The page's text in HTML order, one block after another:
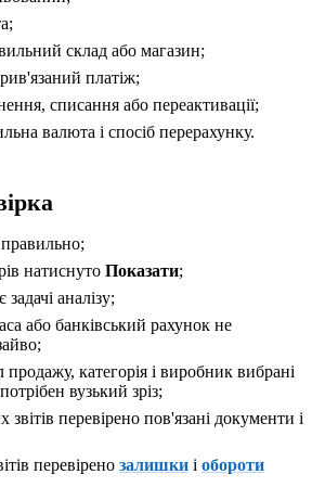
склад або магазин;
платіж;
списання або переактивації;
валюта і спосіб перерахунку.
натиснуто Показати;
аналізу;
або банківський рахунок не
продажу, категорія і виробник вибрані
вузький зріз;
звітів перевірено пов'язані документи і
перевірено залишкиі обороти